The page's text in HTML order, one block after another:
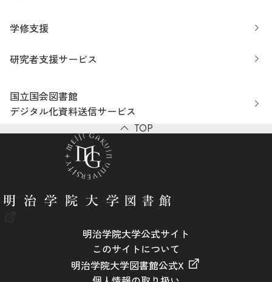
学修支援
研究者支援サービス
国立国会図書館
デジタル化資料送信サービス
TOP
明治学院大学公式サイト
このサイトについて
明治学院大学図書館公式X